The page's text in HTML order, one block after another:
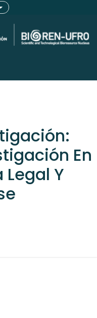
En
Y